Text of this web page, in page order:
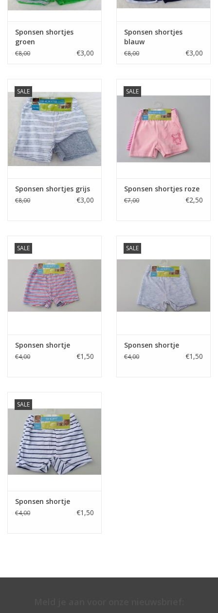
Sponsen shortjes
groen
€8,00 €3,00
Sponsen shortjes
blauw
€8,00 €3,00
SALE
Sponsen shortjes grijs
€8,00 €3,00
SALE
Sponsen shortjes roze
€7,00 €2,50
SALE
Sponsen shortje
€4,00 €1,50
SALE
Sponsen shortje
€4,00 €1,50
SALE
Sponsen shortje
€4,00 €1,50